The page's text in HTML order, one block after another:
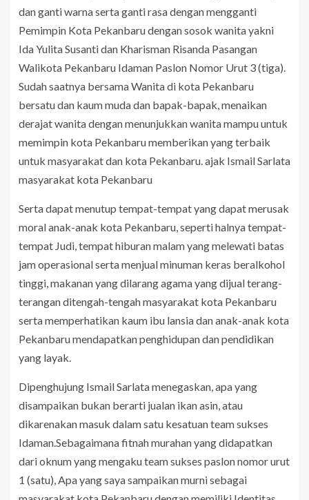
dan ganti warna serta ganti rasa dengan mengganti
Pemimpin Kota Pekanbaru dengan sosok wanita yakni
Ida Yulita Susanti dan Kharisman Risanda Pasangan
Walikota Pekanbaru Idaman Paslon Nomor Urut 3 (tiga).
Sudah saatnya bersama Wanita di kota Pekanbaru
bersatu dan kaum muda dan bapak-bapak, menaikan
derajat wanita dengan menunjukkan wanita mampu untuk
memimpin kota Pekanbaru memberikan yang terbaik
untuk masyarakat dan kota Pekanbaru. ajak Ismail Sarlata
masyarakat kota Pekanbaru
Serta dapat menutup tempat-tempat yang dapat merusak
moral anak-anak kota Pekanbaru, seperti halnya tempat-
tempat Judi, tempat hiburan malam yang melewati batas
jam operasional serta menjual minuman keras beralkohol
tinggi, makanan yang dilarang agama yang dijual terang-
terangan ditengah-tengah masyarakat kota Pekanbaru
serta memperhatikan kaum ibu lansia dan anak-anak kota
Pekanbaru mendapatkan penghidupan dan pendidikan
yang layak.
Dipenghujung Ismail Sarlata menegaskan, apa yang
disampaikan bukan berarti jualan ikan asin, atau
dikarenakan masuk dalam satu kesatuan team sukses
Idaman.Sebagaimana fitnah murahan yang didapatkan
dari oknum yang mengaku team sukses paslon nomor urut
1 (satu), Apa yang saya sampaikan murni sebagai